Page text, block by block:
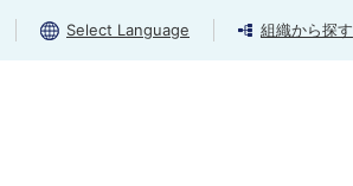
Select Language 組織から探す